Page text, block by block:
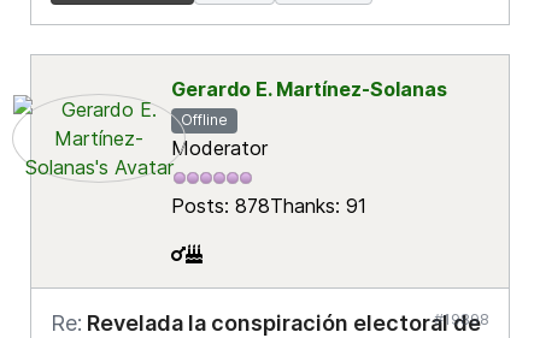
Gerardo E. Martínez-Solanas
Offline
Moderator
Posts: 878Thanks: 91
Re: Revelada la conspiración electoral de
#19898